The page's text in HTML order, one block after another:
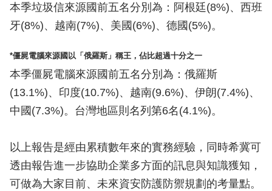
本季垃圾信來源國前五名分別為：阿根廷(8%)、西班
牙(8%)、越南(7%)、美國(6%)、德國(5%)。
*僵屍電腦來源國以「俄羅斯」稱王，佔比超過十分之一
本季僵屍電腦來源國前五名分別為：俄羅斯
(13.1%)、印度(10.7%)、越南(9.6%)、伊朗(7.4%)、
中國(7.3%)。台灣地區則名列第6名(4.1%)。
以上報告是經由累積數年來的實務經驗，同時希冀可
透由報告進一步協助企業多方面的訊息與知識獲知，
可做為大家目前、未來資安防護防禦規劃的考量點。